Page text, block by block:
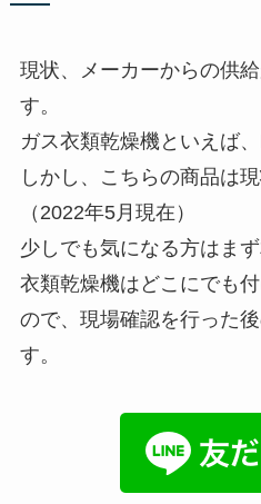
現状、メーカーからの供
す。
ガス衣類乾燥機といえば
しかし、こちらの商品は
（2022年5月現在）
少しでも気になる方はまず
衣類乾燥機はどこにでも
ので、現場確認を行った
す。